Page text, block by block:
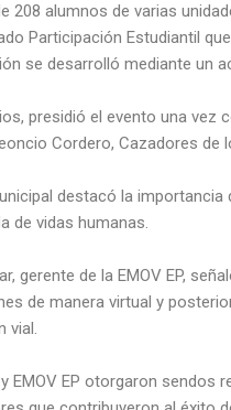
208 alumnos de varias
Participación Estudiantil
se desarrolló mediante un
presidió el evento una
Cordero, Cazadores de
destacó la
de vidas humanas.
gerente de la EMOV EP,
de manera virtual y
vial.
EMOV EP otorgaron